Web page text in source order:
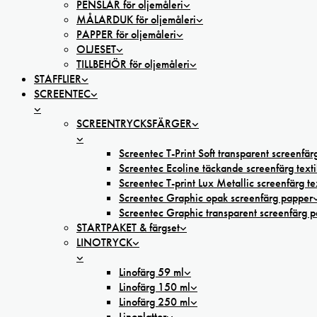
PENSLAR för oljemåleri
MÅLARDUK för oljemåleri
PAPPER för oljemåleri
OLJESET
TILLBEHÖR för oljemåleri
STAFFLIER
SCREENTEC
SCREENTRYCKSFÄRGER
Screentec T-Print Soft transparent
Screentec Ecoline täckande screenfärg
Screentec T-print Lux Metallic screenfärg
Screentec Graphic opak screenfärg papper
Screentec Graphic transparent screenfärg
STARTPAKET & färgset
LINOTRYCK
Linofärg 59 ml
Linofärg 150 ml
Linofärg 250 ml